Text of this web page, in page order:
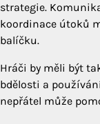
strategie.
koordinace útoků
balíčku.
Hráči by měli být
bdělosti a
nepřátel může